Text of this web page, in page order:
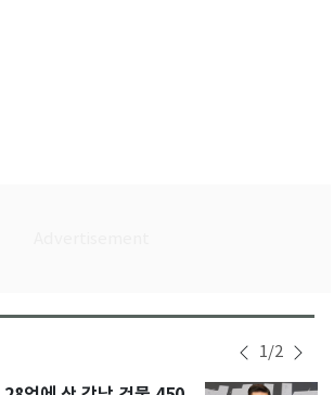
1/2